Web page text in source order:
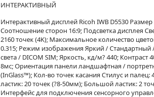
ИНТЕРАКТИВНЫЙ
Интерактивный дисплей Ricoh IWB D5530
Соотношение сторон 16:9; Подсветка дисплея
2160 точек (4K); Максимальное количество
0.315; Режим изображения Яркий / Стандартный
света / DICOM SIM; Яркость, кд/м? 440; Контраст
8мс; Ориентация панели ландшафтная /
(InGlass™); Кол-во точек касания Стилус и
ластик: 20 точек (?8-50мм); Большой ластик: 2
Интерфейс для подключения сенсорного